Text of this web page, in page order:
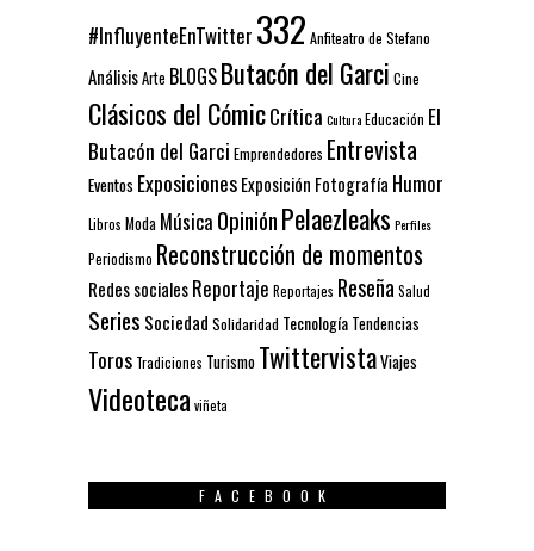
#InfluyenteEnTwitter 332 Anfiteatro de Stefano
AnálisisArte BLOGSButacón del Garci Cine
Clásicos del CómicCrítica CulturaEducación El
Butacón del Garci Emprendedores Entrevista
Eventos ExposicionesExposición Fotografía Humor
Libros Moda Música OpiniónPelaezleaks Perfiles
Periodismo Reconstrucción de momentos
Redes socialesReportaje Reportajes Reseña Salud
Series Sociedad Solidaridad Tecnología Tendencias
Toros Tradiciones Turismo TwittervistaViajes
Videoteca viñeta
FACEBOOK